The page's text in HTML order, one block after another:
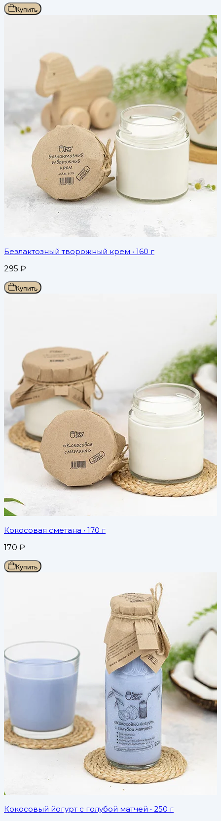
Купить
Безлактозный творожный крем • 160 г
295 ₽
Купить
Кокосовая сметана • 170 г
170 ₽
Купить
Кокосовый йогурт с голубой матчей • 250 г